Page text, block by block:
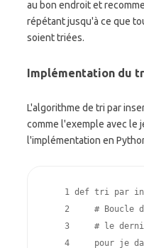
au bon endroit et
répétant jusqu'à ce que
soient triées.
Implémentation du
L'algorithme de tri par
comme l'exemple avec le
l'implémentation en
    1
def tri par
    2
# Boucle
    3
# le
    4
pour je